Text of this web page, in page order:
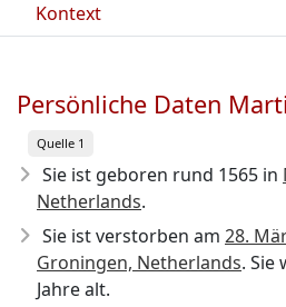
Kontext
Persönliche Daten
Quelle 1
Sie ist geboren rund 1565 in
Netherlands.
Sie ist verstorben am 28.
Groningen, Netherlands. Sie
Jahre alt.